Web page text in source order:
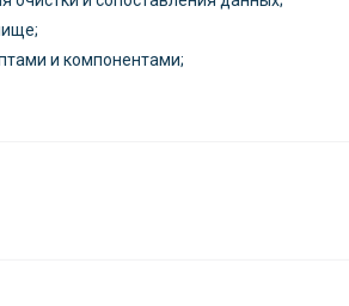
и компонентами;